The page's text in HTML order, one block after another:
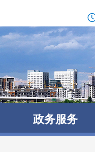
政务服务